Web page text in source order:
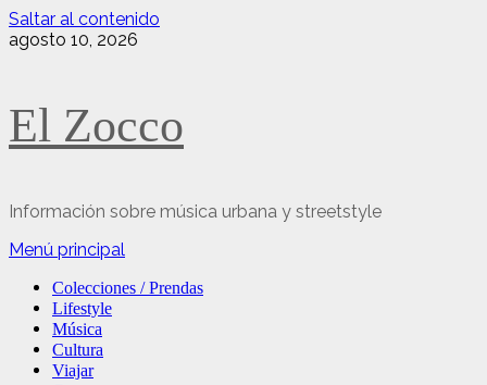
Saltar al contenido
agosto 10, 2026
El Zocco
Información sobre música urbana y streetstyle
Menú principal
Colecciones / Prendas
Lifestyle
Música
Cultura
Viajar